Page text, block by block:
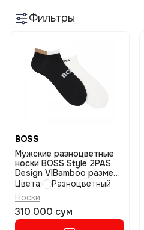
Фильтры
BOSS
Мужские разноцветные
носки BOSS Style 2PAS
Design VIBamboo размер
39-42
Цвета:
Разноцветный
Носки
310 000 сум